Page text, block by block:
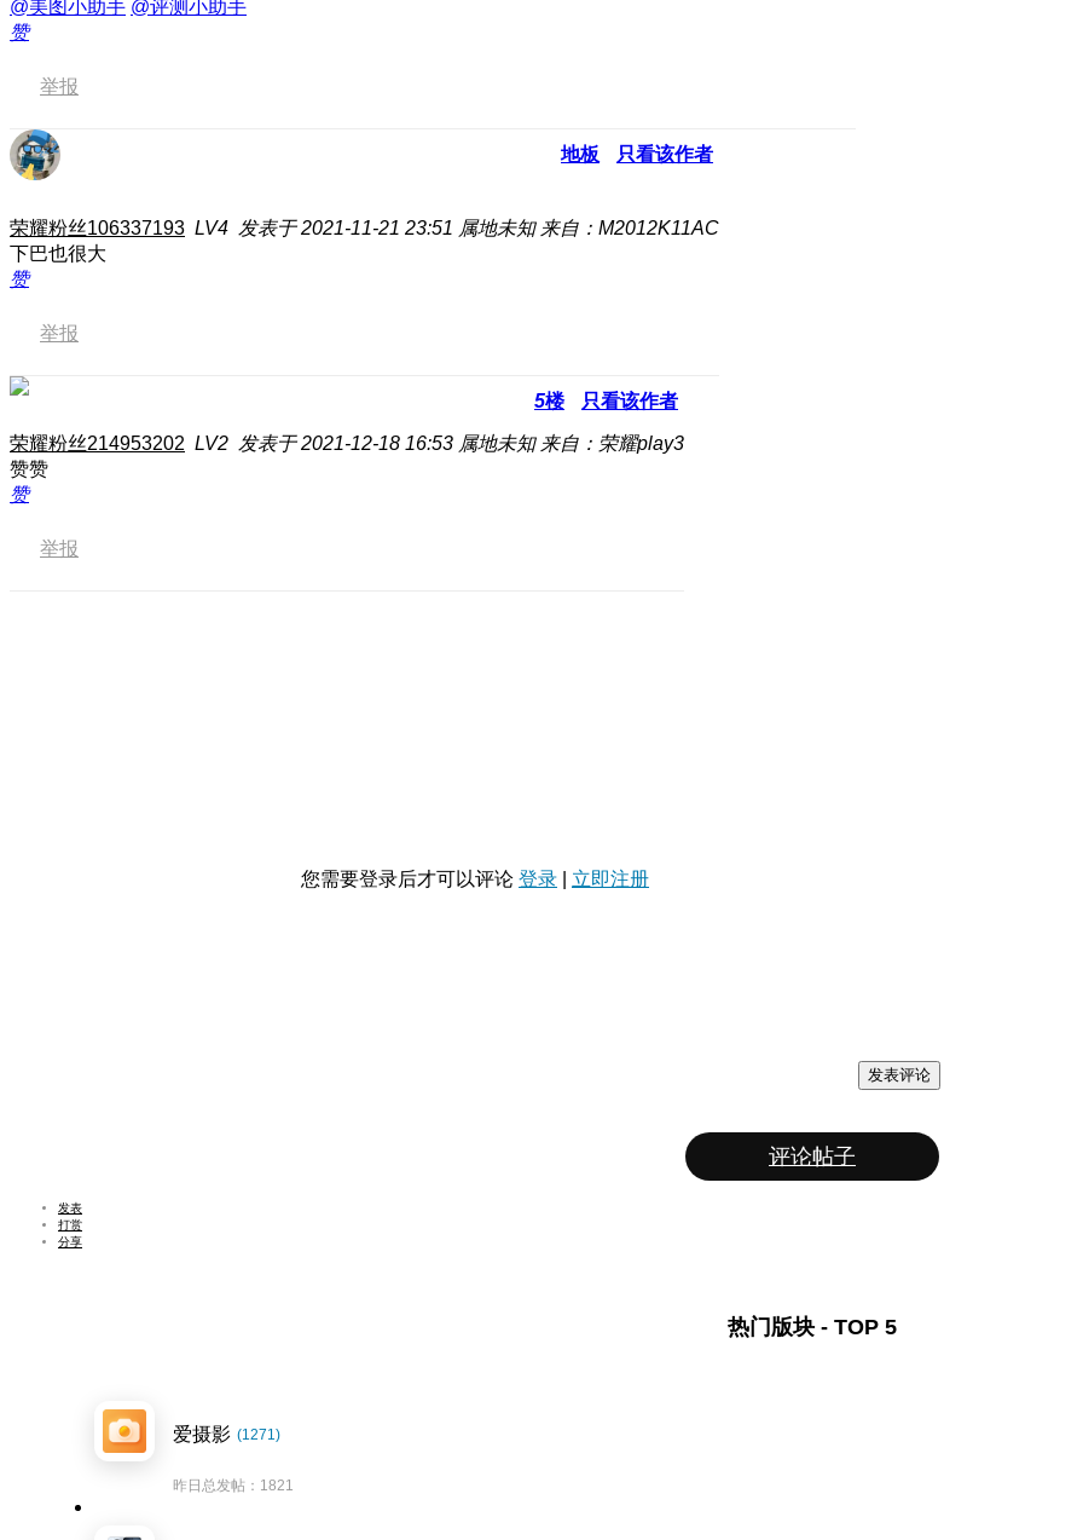
@美图小助手 @评测小助手
赞
举报
地板 只看该作者
荣耀粉丝106337193 LV4 发表于 2021-11-21 23:51 属地未知 来自：M2012K11AC
下巴也很大
赞
举报
5楼 只看该作者
荣耀粉丝214953202 LV2 发表于 2021-12-18 16:53 属地未知 来自：荣耀play3
赞赞
赞
举报
您需要登录后才可以评论 登录 立即注册
发表评论
评论帖子
发表
打赏
分享
热门版块 - TOP 5
爱摄影 (1271)
昨日总发帖：1821